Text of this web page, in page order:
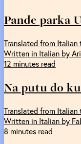
Pande parka
Translated from
Written in Italian by
12 minutes read
Na putu do
Translated from
Written in Italian by
8 minutes read